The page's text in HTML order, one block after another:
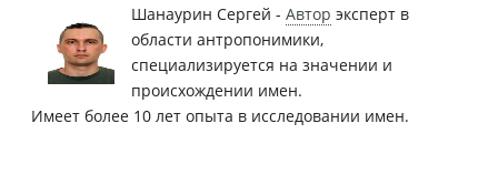
Шанаурин Сергей - Автор эксперт в
области антропонимики,
специализируется на значении и
происхождении имен.
Имеет более 10 лет опыта в исследовании имен.